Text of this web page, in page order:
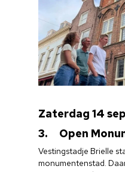
Zaterdag 14
3. Open
Vestingstadje Brielle
monumentenstad.